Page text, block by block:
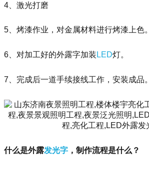
4、激光打磨
5、烤漆作业，对金属材料进行烤漆上色。
6、对加工好的外露字加装 LED灯。
7、完成后一道手续接线工作，安装成品。
什么是外露发光字 ，制作流程是什么？